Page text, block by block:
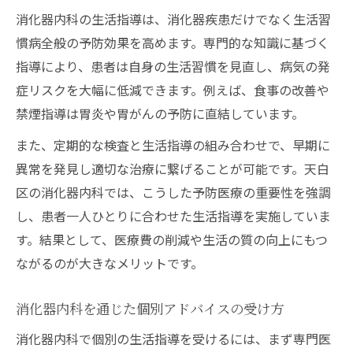
消化器内科の生活指導は、消化器疾患だけでなく生活習
慣病全般の予防効果を高めます。専門的な知識に基づく
指導により、患者は自身の生活習慣を見直し、病気の発
症リスクを大幅に低減できます。例えば、食事の改善や
禁煙指導は胃炎や胃がんの予防に直結しています。
また、定期的な検査と生活指導の組み合わせで、早期に
異常を発見し適切な治療に繋げることが可能です。天白
区の消化器内科では、こうした予防医療の重要性を強調
し、患者一人ひとりに合わせた生活指導を実施していま
す。結果として、医療費の削減や生活の質の向上にもつ
ながるのが大きなメリットです。
消化器内科を通じた個別アドバイスの受け方
消化器内科で個別の生活指導を受けるには、まず専門医